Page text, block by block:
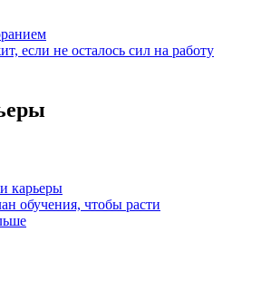
если не осталось сил на работу
карьеры
обучения, чтобы расти